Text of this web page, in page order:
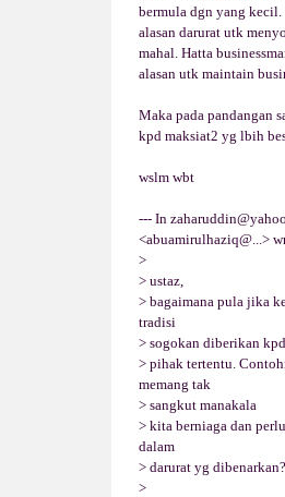
bermula dgn yang
alasan darurat utk
mahal. Hatta
alasan utk maintain
Maka pada pandangan
kpd maksiat2 yg lbih
wslm wbt
--- In
<abuamirulhaziq@...>
>
> ustaz,
> bagaimana pula jika
tradisi
> sogokan diberikan kpd
> pihak tertentu.
memang tak
> sangkut manakala
> kita berniaga dan
dalam
> darurat yg dibenarkan?
>